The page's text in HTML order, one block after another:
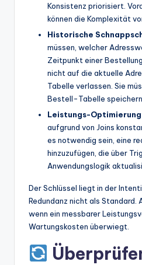
Konsistenz priorisiert.
können die Komplexität
Historische
müssen, welcher
Zeitpunkt einer
nicht auf die aktuelle
Tabelle verlassen. Sie
Bestell-Tabelle speichern.
Leistungs-
aufgrund von Joins
es notwendig sein, eine
hinzuzufügen, die über
Anwendungslogik
Der Schlüssel liegt in der
Redundanz nicht als Standard.
wenn ein messbarer
Wartungskosten überwiegt.